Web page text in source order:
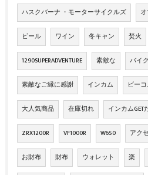
ハスクバーナ ・モーターサイクルズ
ビール ワイン 冬キャン 焚火
1290SUPERADVENTURE 素敵な バイ
素敵なご縁に感謝 インカム ビー
大人気商品 在庫切れ インカムGET
ZRX1200R VF1000R W650 アク
お財布 財布 ウォレット 楽